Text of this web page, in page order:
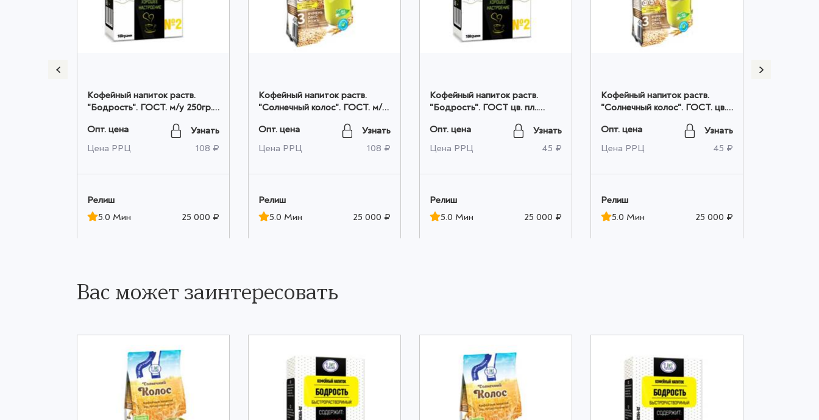
Кофейный напиток раств.
"Бодрость". ГОСТ. м/у 250гр.
Опт. цена
Узнать
Цена РРЦ
108 ₽
Релиш
5.0 Мин
25 000 ₽
Кофейный напиток раств.
"Солнечный колос". ГОСТ. м/у
Опт. цена
Узнать
Цена РРЦ
108 ₽
Релиш
5.0 Мин
25 000 ₽
Кофейный напиток раств.
"Бодрость". ГОСТ цв. пл..
Опт. цена
Узнать
Цена РРЦ
45 ₽
Релиш
5.0 Мин
25 000 ₽
Кофейный напиток раств.
"Солнечный колос". ГОСТ. цв.
Опт. цена
Узнать
Цена РРЦ
45 ₽
Релиш
5.0 Мин
25 000 ₽
Вас может заинтересовать